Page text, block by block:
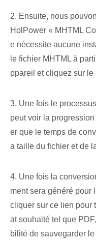
2. Ensuite, nous
HolPower « MHTML
e nécessite aucune
le fichier MHTML à
ppareil et cliquez sur
3. Une fois le
peut voir la progression
er que le temps de
a taille du fichier et de
4. Une fois la
ment sera généré pour
cliquer sur ce lien pour
at souhaité tel que
bilité de sauvegarder